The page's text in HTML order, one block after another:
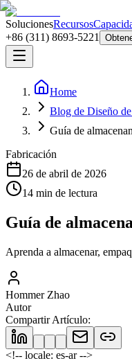
SolucionesRecursos
+86 (311) 8693-5221
Home
Blog de Diseño
Guía de
Fabricación
26 de abril de 2026
14 min de lectura
Guía de
Aprenda a almacenar,
Hommer Zhao
Autor
Compartir Artículo:
<!-- locale: es-ar -->